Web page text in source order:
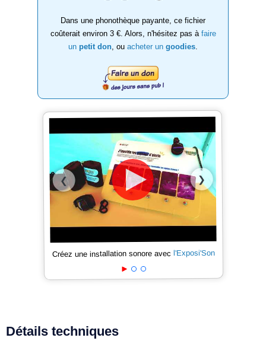
Dans une phonothèque payante, ce fichier
coûterait environ 3 €. Alors, n'hésitez pas à faire
un petit don , ou acheter un goodies
❮ ❯
Créez une installation sonore avec l'Exposi'Son
Détails techniques